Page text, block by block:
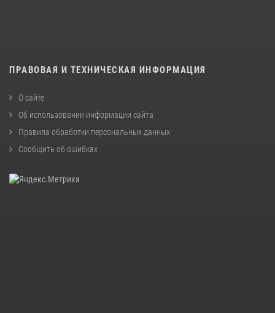
ПРАВОВАЯ И ТЕХНИЧЕСКАЯ ИНФОРМАЦИЯ
О сайте
Об использовании информации сайта
Правила обработки персональных данных
Сообщить об ошибках